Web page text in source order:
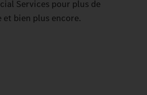
Services pour plus de
bien plus encore.